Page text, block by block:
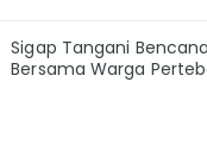
Sigap Tangani
Bersama Warga